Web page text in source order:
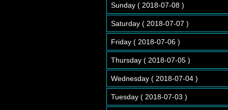
Sunday ( 2018-07-08 )
Saturday ( 2018-07-07 )
Friday ( 2018-07-06 )
Thursday ( 2018-07-05 )
Wednesday ( 2018-07-04 )
Tuesday ( 2018-07-03 )